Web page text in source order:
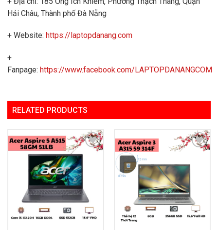
Hải Châu, Thành phố Đà Nẵng
+ Website: https://laptopdanang.com
+
Fanpage: https://www.facebook.com/LAPTOPDANANGCOM
RELATED PRODUCTS
Add to
Wishlist